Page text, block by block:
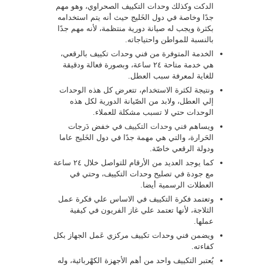
الدكت وكذلك وحدات التكييف الصحراوي، وهو مهم
جدًا وخاصة في دول الخَليج حيث أنه يتم استخدامه
بكثرة ويجب له صيانة دورية منتظمة، لأنه مهم جدًا
بالنسبة للمواطن واحتياجاته.
الخدمة المتوفرة من فني وحدات تكييف بالرقعي،
هي خدمة متاحة ٢٤ ساعة، وبصورة فعالة ودقيقة
للغاية لمعرفة سبب العطل.
ونتيجة لكثرة الاستخدام، تتعرض كل هذه الوحدات
إلي العطل، ولابد من الصّيانة الدورية لكل هذه
الوحدات حتي لا تسبب مشكلة للعملاء.
ويساهم فني وحدات التكييف في خفض دَرجات
الحَرارة، والتي هي مهمة جدًا في دول الخَليج عاما
ودولة الرقعي خاصّة.
كما يوجد العديد من الأرقام للتواصل خلال ٢٤ ساعة
مع جودة في تصليح وحدات التكييف، وحتي في
العطلات الرسمية أيضا.
وتعتمد فكرة التكييف في الاساس علي فكرة عمل
الثلاجة، لأنها تعتمد علي غاز الفريون في كيفية
عملها.
ويضمن فني وحدات تكييف مركزي عَمل الجهاز بكل
كفاءته.
يُعتبر التكييف واحد من أهم الأجهزة الكهْربائية، وله